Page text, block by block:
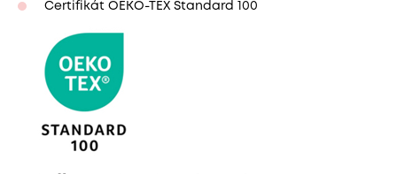
Certifikát OEKO-TEX Standard 100